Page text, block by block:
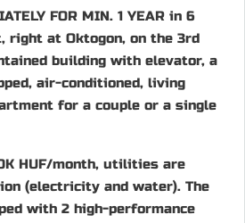
FOR MIN. 1 YEAR in 6
right at Oktogon, on the 3rd
building with elevator, a
air-conditioned, living
for a couple or a single
HUF/month, utilities are
(electricity and water). The
with 2 high-performance